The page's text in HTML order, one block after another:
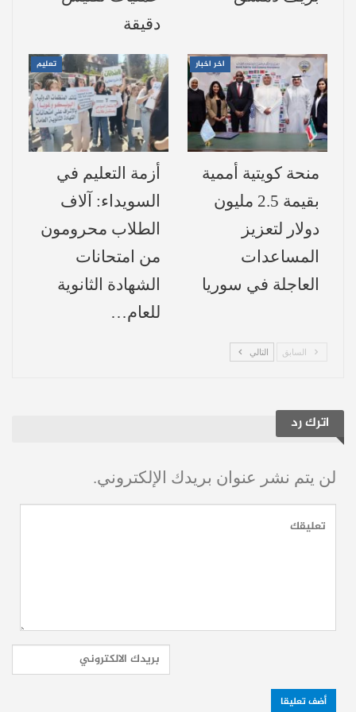
المنصة بأنها “القشة التي قصمت ظهر
عبء مالي يضاف إلى كلفة الإنتاج المرتفعة
أصلاً.
كلفة الانتظار: حين يتحول الوقت إلى خسارة
لا تقف الأزمة عند حدود التقنية، بل تمتد إلى
سلسلة طويلة من التكاليف المتراكمة. فالتأخير
في الحصول على موعد التسليم يعني بقاء
الجرارات والشاحنات في حالة انتظار قد تمتد
لأيام، ما يرفع كلفة النقل إلى مستويات تفوق
ويشير عاملون في القطاع الزراعي إلى أن
الانتظار، ما يدفع بعض الفلاحين إلى تفريغ
في مشهد يعكس هشاشة البنية اللوجستية
المحيطة بالموسم الزراعي.
خيارين أحلاهما مرّ: إما تحمل تكاليف التعبئة
والتخزين الخاصة، أو ترك المحصول عرضة
للعوامل الطبيعية والسرقة والحرائق.
دقيقة
اخر اخبار
منحة كويتية أممية
بقيمة 2.5 مليون
دولار لتعزيز
المساعدات
العاجلة في سوريا
تعليم
أزمة التعليم في
السويداء: آلاف
الطلاب محرومون
من امتحانات
الشهادة الثانوية
للعام…
السابق التالي
اترك رد
لن يتم نشر عنوان بريدك الإلكتروني.